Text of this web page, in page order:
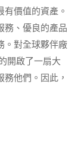
價值的資產。
務、優良的產品
。對全球夥伴廠
開啟了一扇大
他們。因此，